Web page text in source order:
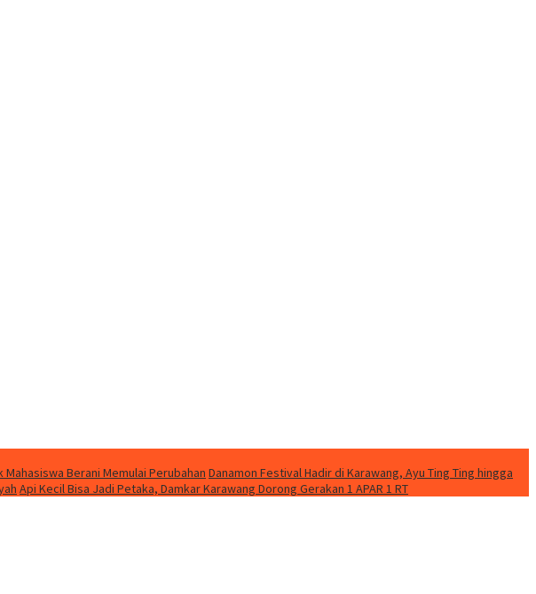
Mahasiswa Berani Memulai Perubahan Danamon Festival Hadir di Karawang, Ayu Ting Ting hingga
Api Kecil Bisa Jadi Petaka, Damkar Karawang Dorong Gerakan 1 APAR 1 RT